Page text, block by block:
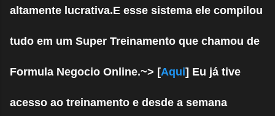
altamente lucrativa.E esse sistema ele compilou
tudo em um Super Treinamento que chamou de
Formula Negocio Online.~> [Aqui] Eu já tive
acesso ao treinamento e desde a semana